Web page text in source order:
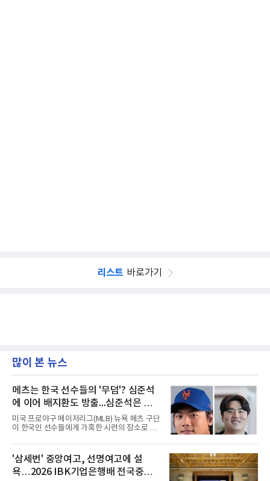
리스트 바로가기
많이 본 뉴스
메츠는 한국 선수들의 '무덤'? 심준석
에 이어 배지환도 방출...심준석은 이
미 귀국, 배지환은 미국 잔류할 듯
미국 프로야구 메이저리그(MLB) 뉴욕 메츠 구단
이 한국인 선수들에게 가혹한 시련의 장소로 전
대형 유망주로 기대를 모았던 투수 심준석에 이
어, 빅리그 경력을 지닌 내외야수 배지환까지 연
달아 뉴욕 메츠 산하 마이너리그에서 방출 통보
를 받는 아픔을 겪었다. 두 선수의 동반 이탈은
'삼세번' 중앙여고, 선명여고에 설
욕…2026 IBK기업은행배 전국중고